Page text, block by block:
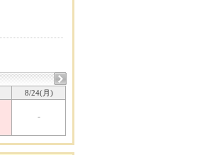
8/24(月)
-